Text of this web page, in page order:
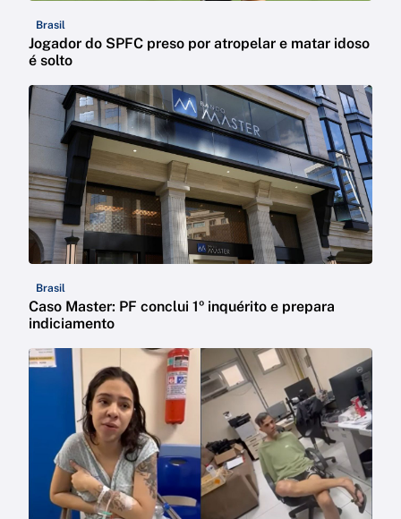
Brasil
Jogador do SPFC preso por atropelar e matar idoso
é solto
Brasil
Caso Master: PF conclui 1º inquérito e prepara
indiciamento